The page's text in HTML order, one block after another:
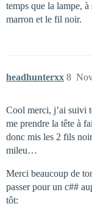
temps que la lampe,
marron et le fil noir.
headhunterxx 8
Cool merci, j’ai suivi
me prendre la tête à
donc mis les 2 fils
mileu…
Merci beaucoup de
passer pour un c##
tôt: